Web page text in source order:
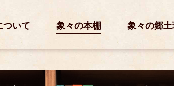
ついて 象々の本棚 象々の郷